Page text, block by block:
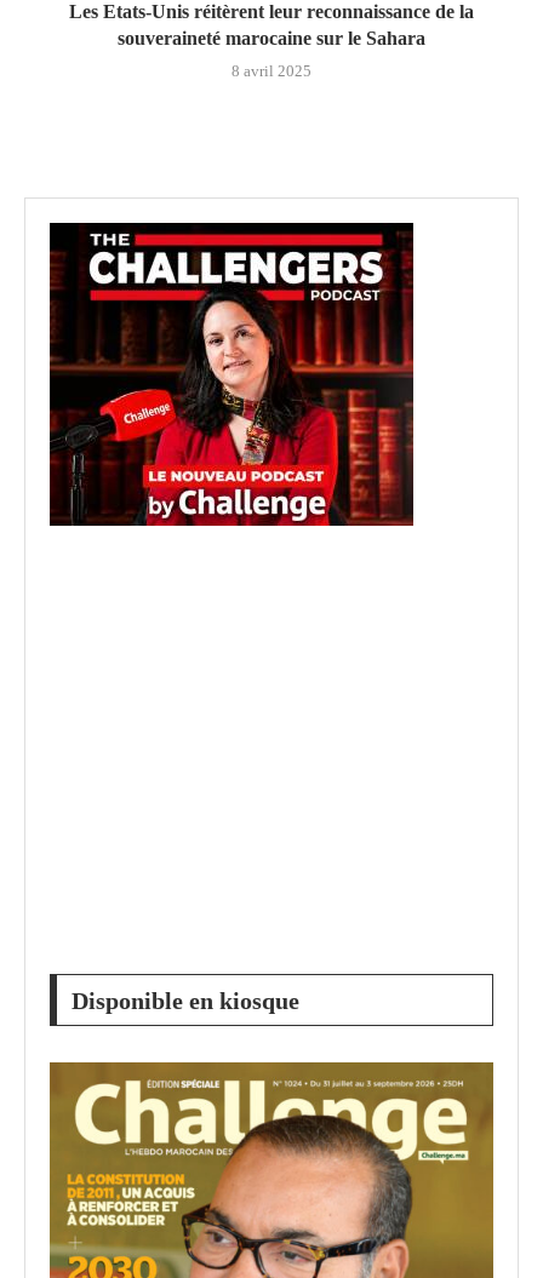
Les Etats-Unis réitèrent leur reconnaissance de la
souveraineté marocaine sur le Sahara
8 avril 2025
Disponible en kiosque